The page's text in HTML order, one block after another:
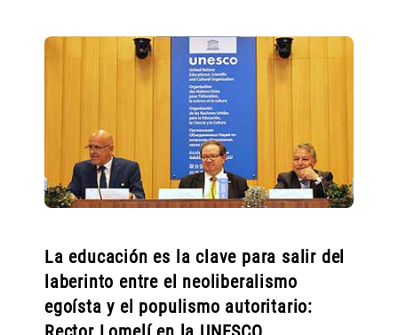
La educación es la clave para salir del
laberinto entre el neoliberalismo
egoísta y el populismo autoritario: